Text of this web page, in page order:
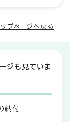
ップページへ戻る
ジも見ていま
納付